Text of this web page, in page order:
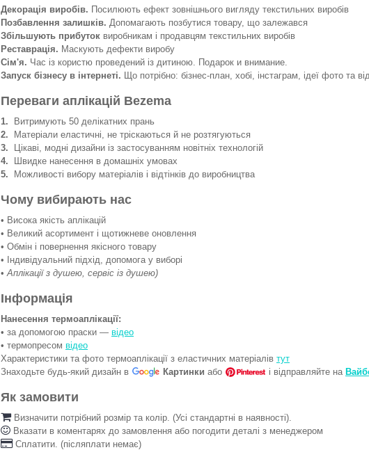
Декорація виробів. Посилюють ефект зовнішнього вигляду текстильних виробів
Позбавлення залишків. Допомагають позбутися товару, що залежався
Збільшують прибуток виробникам і продавцям текстильних виробів
Реставрація. Маскують дефекти виробу
Сім'я. Час із користю проведений із дитиною. Подарок и внимание.
Запуск бізнесу в інтернеті. Що потрібно: бізнес-план, хобі, інстаграм, ідеї фото та
Переваги аплікацій Bezema
1. Витримують 50 делікатних прань
2. Матеріали еластичні, не тріскаються й не розтягуються
3. Цікаві, модні дизайни із застосуванням новітніх технологій
4. Швидке нанесення в домашніх умовах
5. Можливості вибору матеріалів і відтінків до виробництва
Чому вибирають нас
• Висока якість аплікацій
• Великий асортимент і щотижневе оновлення
• Обмін і повернення якісного товару
• Індивідуальний підхід, допомога у виборі
•Аплікації з душею, сервіс із душею)
Інформація
Нанесення термоаплікації:
• за допомогою праски — відео
• термопресом відео
Характеристики та фото термоаплікації з еластичних матеріалів тут
Знаходьте будь-який дизайн в
Картинки або і відправляйте на
Як замовити
Визначити потрібний розмір та колір. (Усі стандартні в наявності).
Вказати в коментарях до замовлення або погодити деталі з менеджером
Сплатити. (післяплати немає)